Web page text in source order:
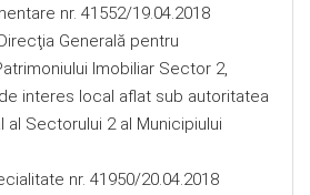
nr. 41552/19.04.2018
Generală pentru
Imobiliar Sector 2,
interes local aflat sub autoritatea
al Sectorului 2 al Municipiului
nr. 41950/20.04.2018